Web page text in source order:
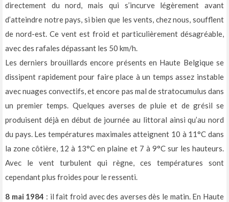
directement du nord, mais qui s’incurve légèrement avant
d’atteindre notre pays, si bien que les vents, chez nous, soufflent
de nord-est. Ce vent est froid et particulièrement désagréable,
avec des rafales dépassant les 50 km/h.
Les derniers brouillards encore présents en Haute Belgique se
dissipent rapidement pour faire place à un temps assez instable
avec nuages convectifs, et encore pas mal de stratocumulus dans
un premier temps. Quelques averses de pluie et de grésil se
produisent déjà en début de journée au littoral ainsi qu’au nord
du pays. Les températures maximales atteignent 10 à 11°C dans
la zone côtière, 12 à 13°C en plaine et 7 à 9°C sur les hauteurs.
Avec le vent turbulent qui règne, ces températures sont
cependant plus froides pour le ressenti.
8 mai 1984 : il fait froid avec des averses dès le matin. En Haute